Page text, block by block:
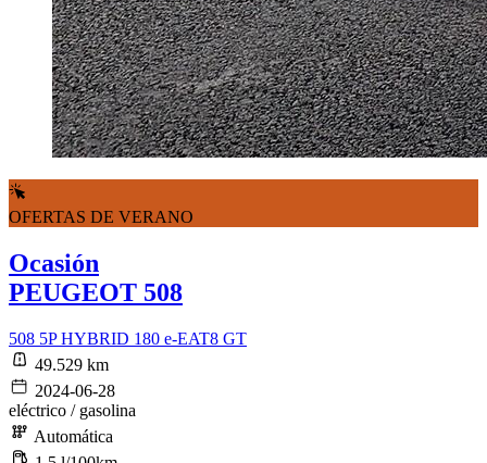
OFERTAS DE VERANO
Ocasión
PEUGEOT 508
508 5P HYBRID 180 e-EAT8 GT
49.529 km
2024-06-28
eléctrico / gasolina
Automática